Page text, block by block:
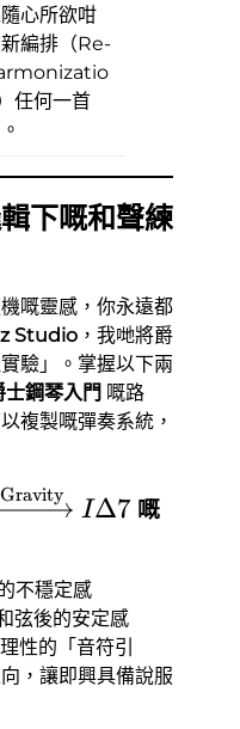
心所欲咁
編排（Re-
任何一首
下嘅和聲練
嘅靈感，你永遠都
Studio ，我哋將爵
驗」。掌握以下兩
士鋼琴入門 嘅路
複製嘅彈奏系統，
Gravity
IΔ7 嘅
不穩定感
弦後的安定感
性的「音符引
，讓即興具備說服